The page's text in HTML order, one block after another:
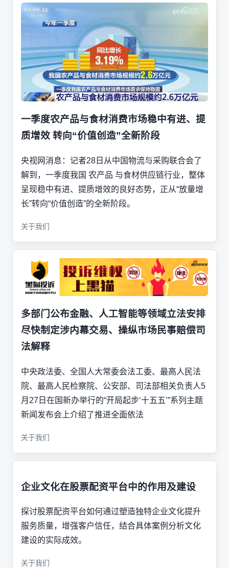
一季度农产品与食材消费市场稳中有进、提
质增效 转向“价值创造”全新阶段
央视网消息：记者28日从中国物流与采购联合会了
解到，一季度我国 农产品 与食材供应链行业，整体
呈现稳中有进、提质增效的良好态势，正从“放量增
长”转向“价值创造”的全新阶段。
关于我们
多部门公布金融、人工智能等领域立法安排
尽快制定涉内幕交易、操纵市场民事赔偿司
法解释
中央政法委、全国人大常委会法工委、最高人民法
院、最高人民检察院、公安部、司法部相关负责人5
月27日在国新办举行的“开局起步‘十五五’”系列主题
新闻发布会上介绍了推进全面依法
关于我们
企业文化在股票配资平台中的作用及建设
探讨股票配资平台如何通过塑造独特企业文化提升
服务质量，增强客户信任，结合具体案例分析文化
建设的实际成效。
关于我们